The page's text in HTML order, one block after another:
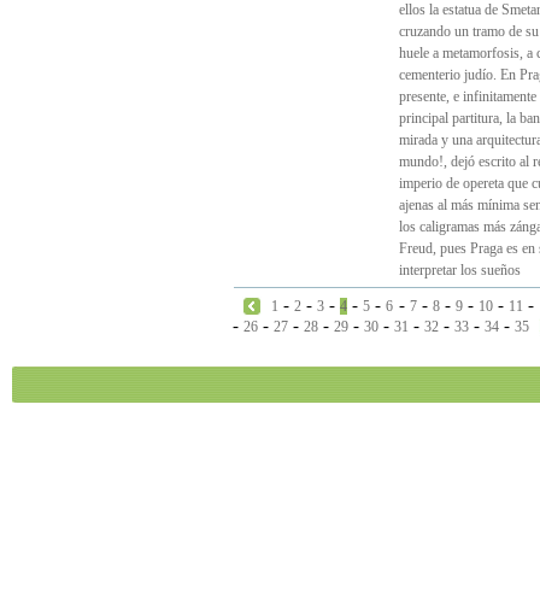
ellos la estatua de
cruzando un tramo de
huele a metamorfosis, a
cementerio judío. En
presente, e
principal partitura, la
mirada y una
mundo!, dejó escrito al
imperio de opereta que
ajenas al más mínima
los caligramas más
Freud, pues Praga es
interpretar los sueños
1 -2 -3 -4 -5 -6 - 7- 8- 9- 10- 11 -
- 26 - 27 - 28 - 29 - 30 - 31 - 32 - 33 - 34 - 35